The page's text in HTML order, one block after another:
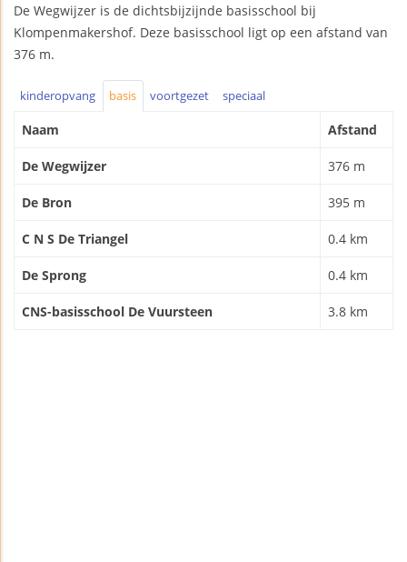
De Wegwijzer is de dichtsbijzijnde basisschool bij
Klompenmakershof. Deze basisschool ligt op een afstand van
376 m.
kinderopvang basis voortgezet speciaal
Naam Afstand
De Wegwijzer 376 m
De Bron 395 m
C N S De Triangel 0.4 km
De Sprong 0.4 km
CNS-basisschool De Vuursteen 3.8 km